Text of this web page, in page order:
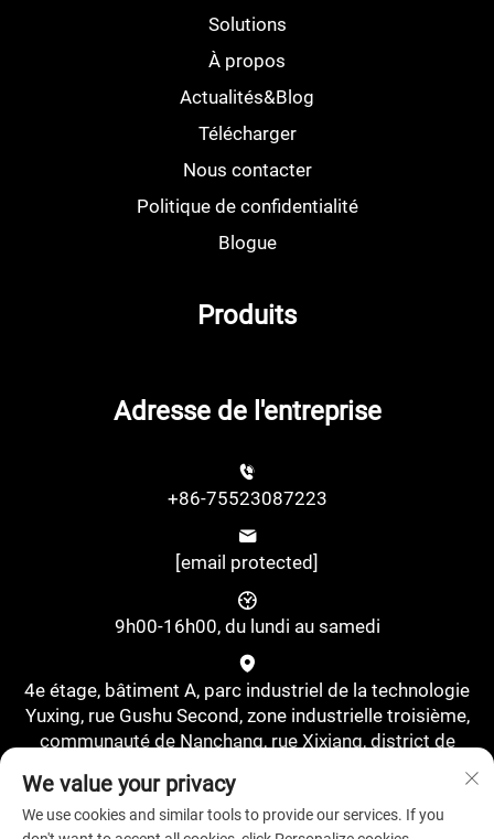
Solutions
À propos
Actualités&Blog
Télécharger
Nous contacter
Politique de confidentialité
Blogue
Produits
Adresse de l'entreprise
+86-75523087223
[email protected]
9h00-16h00, du lundi au samedi
4e étage, bâtiment A, parc industriel de la technologie
Yuxing, rue Gushu Second, zone industrielle troisième,
communauté de Nanchang, rue Xixiang, district de
Bao'an, Shenzhen, Chine., Shenzhen, Guangdong, Chine
We value your privacy
We use cookies and similar tools to provide our services. If you